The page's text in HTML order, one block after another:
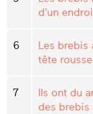
d'un
6
Les brebis
tête rousse
7
Ils ont du
des brebis